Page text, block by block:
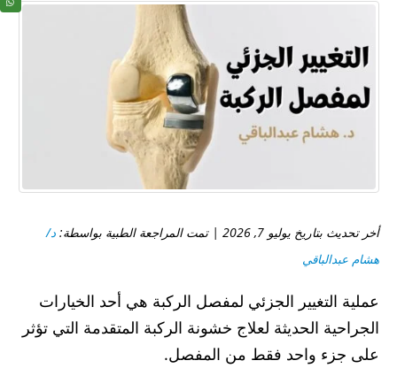
أخر تحديث بتاريخ يوليو 7, 2026 | تمت المراجعة الطبية بواسطة:
د/
هشام عبدالباقي
عملية التغيير الجزئي لمفصل الركبة هي أحد الخيارات
الجراحية الحديثة لعلاج خشونة الركبة المتقدمة التي تؤثر
على جزء واحد فقط من المفصل.